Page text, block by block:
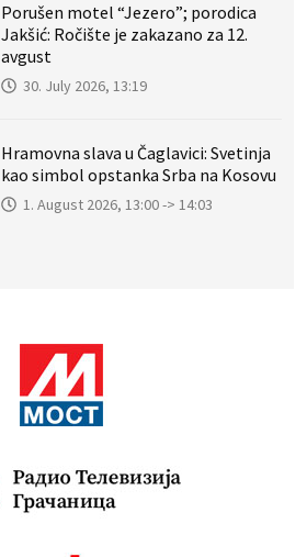
Porušen motel “Jezero”; porodica
Jakšić: Ročište je zakazano za 12.
avgust
30. July 2026, 13:19
Hramovna slava u Čaglavici: Svetinja
kao simbol opstanka Srba na Kosovu
1. August 2026, 13:00 -> 14:03